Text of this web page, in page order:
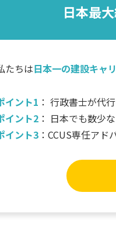
日本最
たちは日本一の建設キャ
イント1 ： 行政書士が代
イント2 ： 日本でも数少
イント3 ：CCUS専任ア